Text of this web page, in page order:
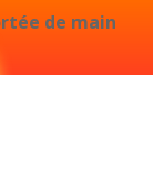
de main